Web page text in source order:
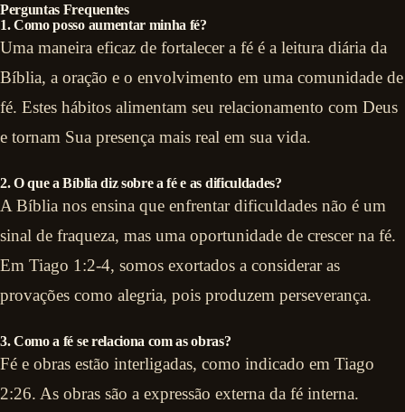
Perguntas Frequentes
1. Como posso aumentar minha fé?
Uma maneira eficaz de fortalecer a fé é a leitura diária da
Bíblia, a oração e o envolvimento em uma comunidade de
fé. Estes hábitos alimentam seu relacionamento com Deus
e tornam Sua presença mais real em sua vida.
2. O que a Bíblia diz sobre a fé e as dificuldades?
A Bíblia nos ensina que enfrentar dificuldades não é um
sinal de fraqueza, mas uma oportunidade de crescer na fé.
Em Tiago 1:2-4, somos exortados a considerar as
provações como alegria, pois produzem perseverança.
3. Como a fé se relaciona com as obras?
Fé e obras estão interligadas, como indicado em Tiago
2:26. As obras são a expressão externa da fé interna.